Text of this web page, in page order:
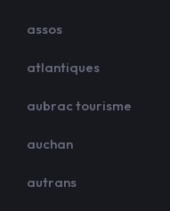
assos
atlantiques
aubrac tourisme
auchan
autrans